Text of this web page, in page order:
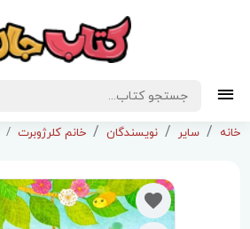
خانه سایر نویسندگان خانم کلرژوبرت